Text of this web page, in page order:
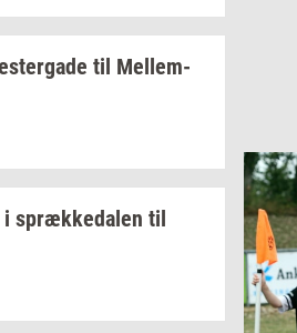
til Mel­lem­
i spræk­ke­da­len til